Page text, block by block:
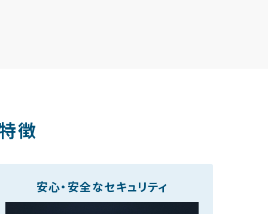
徴
安心・安全なセキュリティ